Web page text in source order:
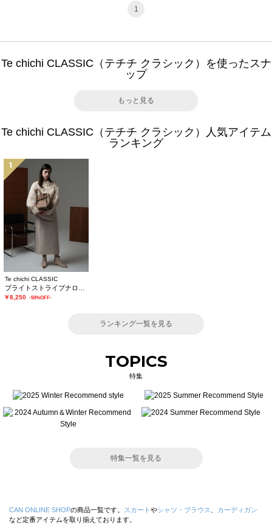
1
Te chichi CLASSIC（テチチ クラシック）を使ったスナ
ップ
もっと見る
Te chichi CLASSIC（テチチ クラシック）人気アイテム
ランキング
1
Te chichi CLASSIC
￥8,250 -50%OFF-
ランキング一覧を見る
TOPICS
特集
特集一覧を見る
CAN ONLINE SHOPの商品一覧です。 スカート やシャツ・ブラウス
カーディガン
など定番アイテムを取り揃えております。